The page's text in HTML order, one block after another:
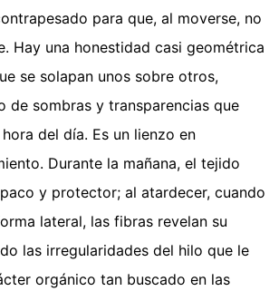
para que, al moverse, no
Hay una honestidad casi geométrica
se solapan unos sobre otros,
de sombras y transparencias que
del día. Es un lienzo en
Durante la mañana, el tejido
y protector; al atardecer, cuando
lateral, las fibras revelan su
las irregularidades del hilo que le
orgánico tan buscado en las